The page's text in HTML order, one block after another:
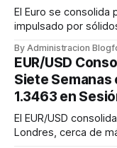
El Euro se consolida
impulsado por
apunta a la
parte, busca romper
Dólar, mie...
By Administracion
EUR/USD
Siete Semanas
1.3463 en
El EUR/USD
Londres, cerca de